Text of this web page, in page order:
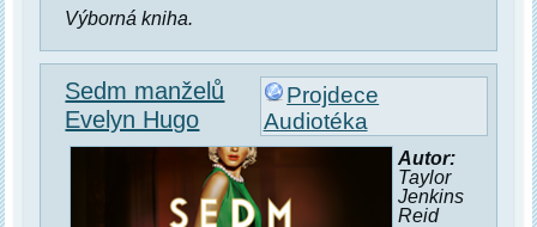
Výborná kniha.
Projdece
Audiotéka
Sedm manželů
Evelyn Hugo
Autor:
Taylor
Jenkins
Reid